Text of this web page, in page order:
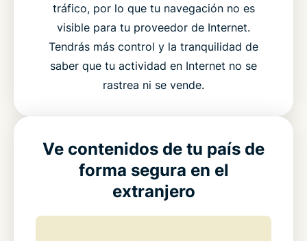
tráfico, por lo que tu navegación no es
visible para tu proveedor de Internet.
Tendrás más control y la tranquilidad de
saber que tu actividad en Internet no se
rastrea ni se vende.
Ve contenidos de tu país de
forma segura en el
extranjero